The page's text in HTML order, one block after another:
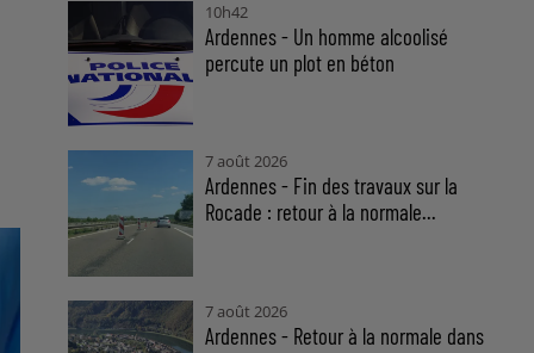
10h42
Ardennes - Un homme alcoolisé
percute un plot en béton
7 août 2026
Ardennes - Fin des travaux sur la
Rocade : retour à la normale...
7 août 2026
Ardennes - Retour à la normale dans